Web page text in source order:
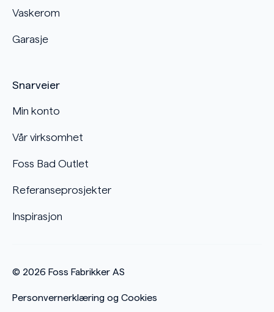
Vaskerom
Garasje
Snarveier
Min konto
Vår virksomhet
Foss Bad Outlet
Referanseprosjekter
Inspirasjon
© 2026 Foss Fabrikker AS
Personvernerklæring og Cookies